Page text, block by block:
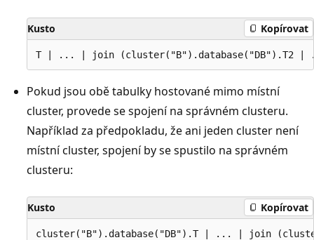
Kusto Kopírovat
Pokud jsou obě tabulky hostované mimo místní
cluster, provede se spojení na správném clusteru.
Například za předpokladu, že ani jeden cluster není
místní cluster, spojení by se spustilo na správném
clusteru:
Kusto Kopírovat